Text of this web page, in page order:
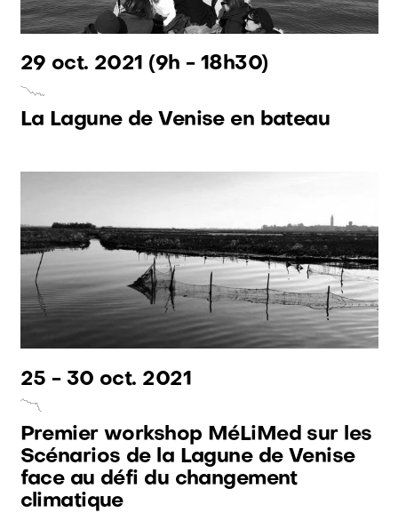
29 oct. 2021 (9h - 18h30)
La Lagune de Venise en bateau
25 - 30 oct. 2021
Premier workshop MéLiMed sur les
Scénarios de la Lagune de Venise
face au défi du changement
climatique